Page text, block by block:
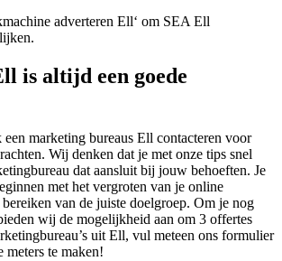
adverteren Ell‘ om SEA Ell
is altijd een goede
marketing bureaus Ell contacteren voor
Wij denken dat je met onze tips snel
dat aansluit bij jouw behoeften. Je
met het vergroten van je online
van de juiste doelgroep. Om je nog
wij de mogelijkheid aan om 3 offertes
uit Ell, vul meteen ons formulier
meters te maken!